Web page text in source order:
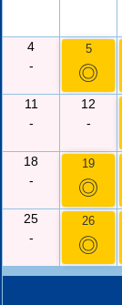
4
-
5
◎
11
-
12
-
18
-
19
◎
25
-
26
◎